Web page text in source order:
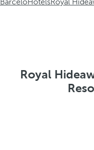
BarcelóHôtelsRoyal
Royal